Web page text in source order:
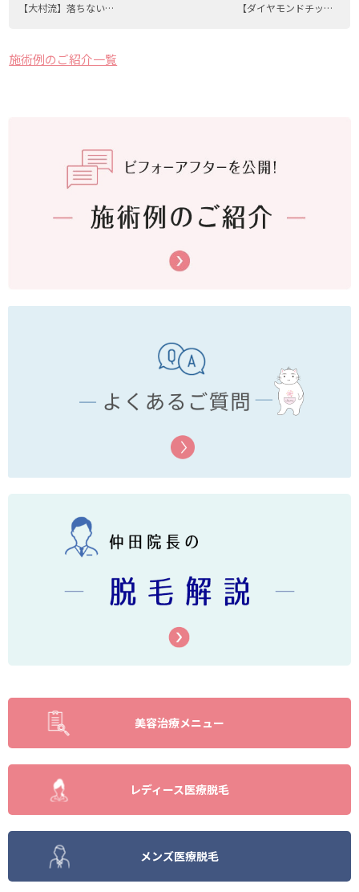
【大村流】落ちない眉で、夏はもっと楽しくなる
【ダイヤモンドチップ＋糸リフト】たるみ、シワ解決します！
施術例のご紹介一覧
美容治療メニュー
レディース医療脱毛
メンズ医療脱毛